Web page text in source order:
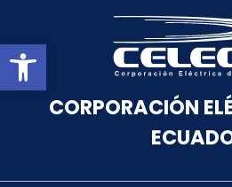
Abrir barra de
CORPORACIÓN